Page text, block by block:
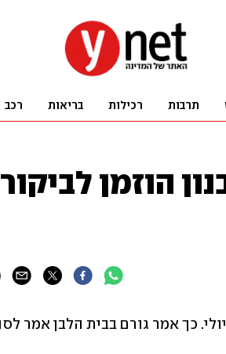
תרבות רכילות בריאות רכב
הוזמן לביקור